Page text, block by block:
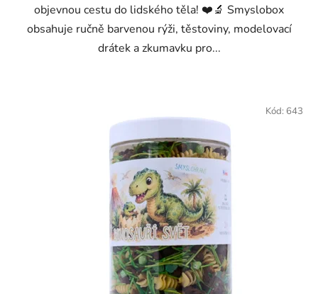
objevnou cestu do lidského těla! ❤️🔬 Smyslobox
obsahuje ručně barvenou rýži, těstoviny, modelovací
drátek a zkumavku pro...
Kód: 643